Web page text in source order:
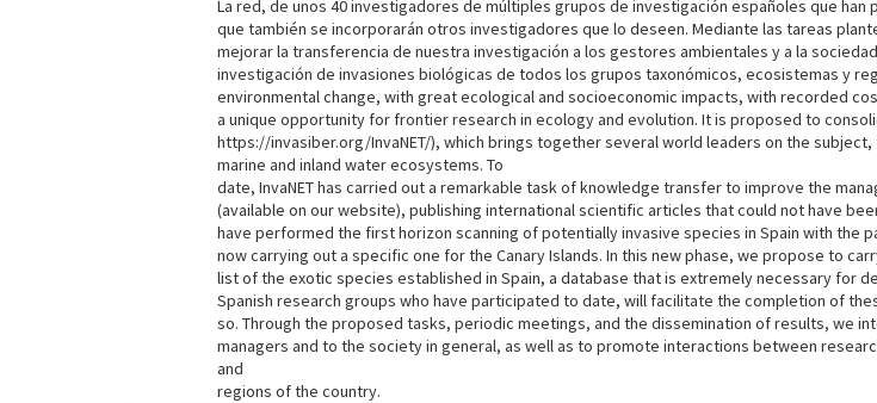
La red, de unos 40 investigadores de múltiples grupos de investigación españoles que
que también se incorporarán otros investigadores que lo deseen. Mediante las tareas
mejorar la transferencia de nuestra investigación a los gestores ambientales y a la
investigación de invasiones biológicas de todos los grupos taxonómicos, ecosistemas y
environmental change, with great ecological and socioeconomic impacts, with recorded
a unique opportunity for frontier research in ecology and evolution. It is proposed to
https://invasiber.org/InvaNET/), which brings together several world leaders on the
marine and inland water ecosystems. To
date, InvaNET has carried out a remarkable task of knowledge transfer to improve the
(available on our website), publishing international scientific articles that could not have
have performed the first horizon scanning of potentially invasive species in Spain with the
now carrying out a specific one for the Canary Islands. In this new phase, we propose to
list of the exotic species established in Spain, a database that is extremely necessary for
Spanish research groups who have participated to date, will facilitate the completion of
so. Through the proposed tasks, periodic meetings, and the dissemination of results, we
managers and to the society in general, as well as to promote interactions between
and
regions of the country.